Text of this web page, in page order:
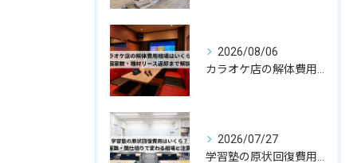
2026/08/06
2026/07/27